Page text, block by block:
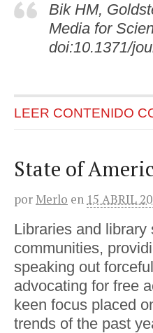
Bik HM,
Media for
doi:10.1371/
LEER CONTENIDO
State of
por Merlo en 15 ABRIL
Libraries and
communities,
speaking out
advocating for free
keen focus placed
trends of the past